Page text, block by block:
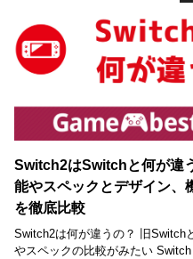
Switch2はSwitchと何が違
能やスペックとデザイン、
を徹底比較
Switch2は何が違うの？ 旧Switch
やスペックの比較がみたい Switch